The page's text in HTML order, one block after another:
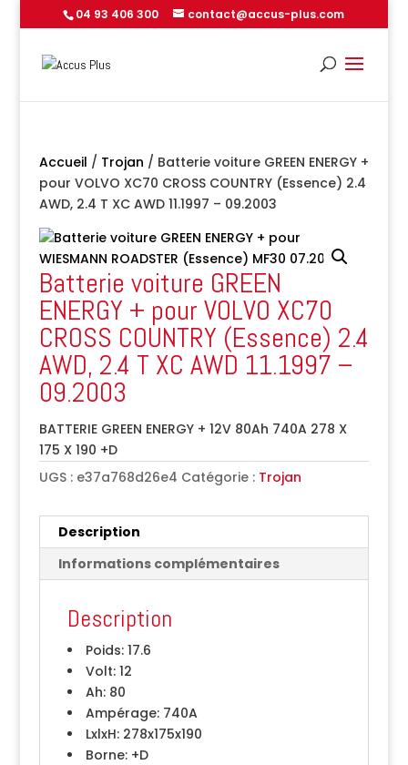
04 93 406 300 contact@accus-plus.com
Accueil / Trojan / Batterie voiture GREEN ENERGY +
pour VOLVO XC70 CROSS COUNTRY (Essence) 2.4
AWD, 2.4 T XC AWD 11.1997 – 09.2003
Batterie voiture GREEN
ENERGY + pour VOLVO XC70
CROSS COUNTRY (Essence) 2.4
AWD, 2.4 T XC AWD 11.1997 –
09.2003
BATTERIE GREEN ENERGY + 12V 80Ah 740A 278 X
175 X 190 +D
UGS : e37a768d26e4 Catégorie : Trojan
Description
Informations complémentaires
Description
Poids:17.6
Volt:12
Ah:80
Ampérage:740A
LxlxH:278x175x190
Borne:+D